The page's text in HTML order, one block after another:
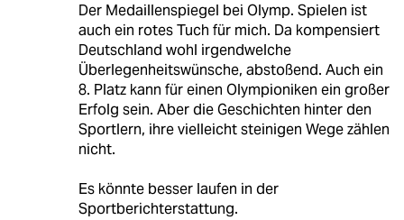
Der Medaillenspiegel bei Olymp. Spielen ist
auch ein rotes Tuch für mich. Da kompensiert
Deutschland wohl irgendwelche
Überlegenheitswünsche, abstoßend. Auch ein
8. Platz kann für einen Olympioniken ein großer
Erfolg sein. Aber die Geschichten hinter den
Sportlern, ihre vielleicht steinigen Wege zählen
nicht.
Es könnte besser laufen in der
Sportberichterstattung.